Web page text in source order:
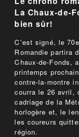
La Chaux-de-
bien sûr!
C'est signé, le
Romandie partira
Chaux-de-Fonds,
printemps
contre-la-montre
courra le 26 avril,
cadriage de la
horlogère et, le
les coureurs
région.